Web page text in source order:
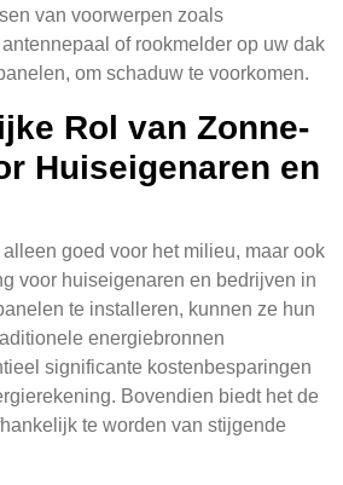
van voorwerpen zoals
of rookmelder op uw dak
om schaduw te voorkomen.
Rol van Zonne-
Huiseigenaren en
goed voor het milieu, maar ook
voor huiseigenaren en bedrijven in
te installeren, kunnen ze hun
energiebronnen
significante kostenbesparingen
Bovendien biedt het de
te worden van stijgende